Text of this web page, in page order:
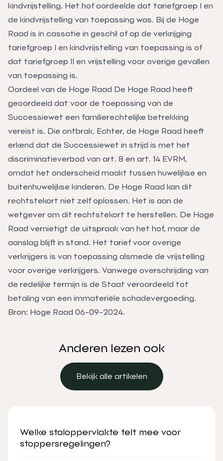
kindvrijstelling. Het hof oordeelde dat tariefgroep I en
de kindvrijstelling van toepassing was. Bij de Hoge
Raad is in cassatie in geschil of op de verkrijging
tariefgroep I en kindvrijstelling van toepassing is of
dat tariefgroep II en vrijstelling voor overige gevallen
van toepassing is.
Oordeel van de Hoge Raad De Hoge Raad heeft
geoordeeld dat voor de toepassing van de
Successiewet een familierechtelijke betrekking
vereist is. Die ontbrak. Echter, de Hoge Raad heeft
erkend dat de Successiewet in strijd is met het
discriminatieverbod van art. 8 en art. 14 EVRM,
omdat het onderscheid maakt tussen huwelijkse en
buitenhuwelijkse kinderen. De Hoge Raad kan dit
rechtstekort niet zelf oplossen. Het is aan de
wetgever om dit rechtstekort te herstellen. De Hoge
Raad vernietigt de uitspraak van het hof, maar de
aanslag blijft in stand. Het tarief voor overige
verkrijgers is van toepassing alsmede de vrijstelling
voor overige verkrijgers. Vanwege overschrijding van
de redelijke termijn is de Staat veroordeeld tot
betaling van een immateriële schadevergoeding.
Bron: Hoge Raad 06-09-2024.
Anderen lezen ook
Bekijk alle artikelen
Welke staloppervlakte telt mee voor
stoppersregelingen?